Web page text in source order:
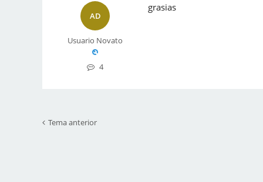
AD
Usuario Novato
4
grasias
Tema anterior